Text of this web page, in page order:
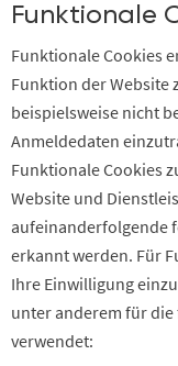
Funktionale
Funktionale Cookies
Funktion der Website
beispielsweise nicht
Anmeldedaten
Funktionale Cookies
Website und
aufeinanderfolgende
erkannt werden. Für
Ihre Einwilligung
unter anderem für
verwendet: